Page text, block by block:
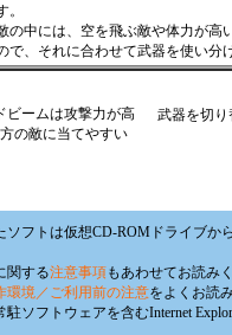
。
の中には、空を飛ぶ敵や体力が高
で、それに合わせて武器を使い分
ビームは攻撃力が高
の敵に当てやすい
武器を切
フトは仮想CD-ROMドライブか
関する注意事項もあわせてお読み
環境／ご利用前の注意をよくお読
駐ソフトウェアを含むInternet